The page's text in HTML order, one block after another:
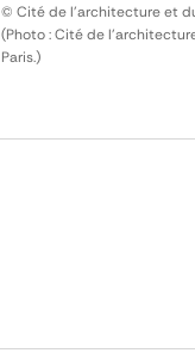
© Cité de l'architecture et
(Photo : Cité de
Paris.)